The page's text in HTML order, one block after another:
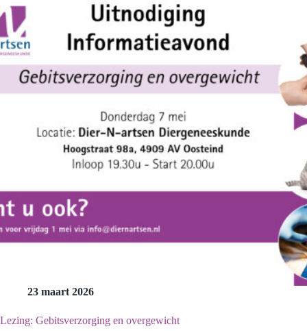
23 maart 2026
Lezing: Gebitsverzorging en overgewicht